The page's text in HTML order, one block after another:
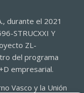
durante el 2021
STRUCXXI Y
ZL-
del programa
empresarial.
Vasco y la Unión